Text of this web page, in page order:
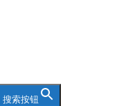
搜索按钮